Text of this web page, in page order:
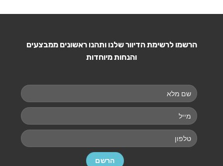
הרשמו לרשימת הדיוור שלנו ותהנו ראשונים ממבצעים
והנחות מיוחדות